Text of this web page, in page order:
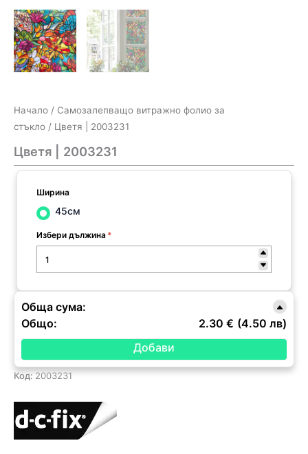
Начало / Самозалепващо витражно фолио за
стъкло / Цветя | 2003231
Цветя | 2003231
Ширина
45см
Избери дължина *
Обща сума:
Общо:
2.30 € (4.50 лв)
Код: 2003231